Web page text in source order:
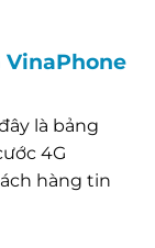
VinaPhone
là bảng
4G
hàng tin